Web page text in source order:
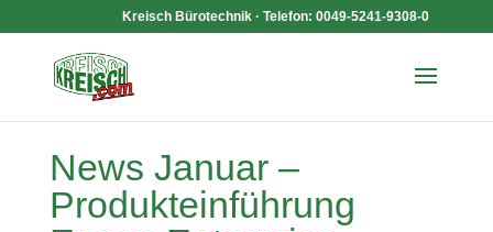
Kreisch Bürotechnik · Telefon: 0049-5241-9308-0
News Januar –
Produkteinführung